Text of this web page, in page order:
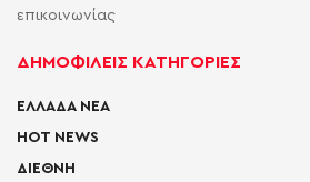
επικοινωνίας
ΔΗΜΟΦΙΛΕΙΣ ΚΑΤΗΓΟΡΙΕΣ
ΕΛΛΑΔΑ ΝΕΑ
HOT NEWS
ΔΙΕΘΝΗ